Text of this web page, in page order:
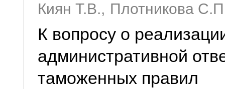
Киян Т.В., Плотникова
К вопросу о
административной
таможенных правил